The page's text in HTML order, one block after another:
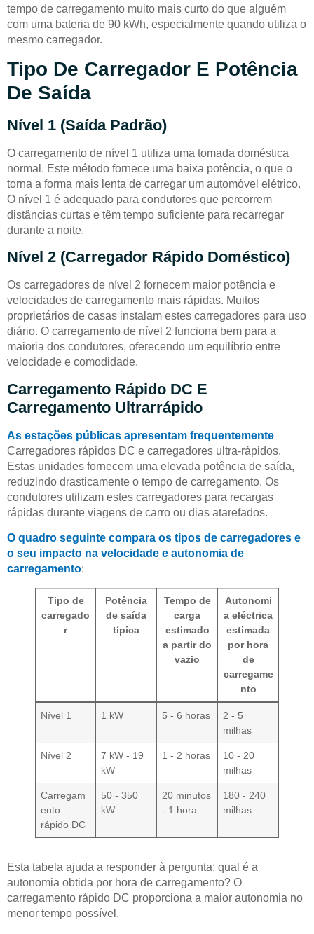
tempo de carregamento muito mais curto do que alguém
com uma bateria de 90 kWh, especialmente quando utiliza o
mesmo carregador.
Tipo De Carregador E Potência
De Saída
Nível 1 (saída Padrão)
O carregamento de nível 1 utiliza uma tomada doméstica
normal. Este método fornece uma baixa potência, o que o
torna a forma mais lenta de carregar um automóvel elétrico.
O nível 1 é adequado para condutores que percorrem
distâncias curtas e têm tempo suficiente para recarregar
durante a noite.
Nível 2 (Carregador Rápido Doméstico)
Os carregadores de nível 2 fornecem maior potência e
velocidades de carregamento mais rápidas. Muitos
proprietários de casas instalam estes carregadores para uso
diário. O carregamento de nível 2 funciona bem para a
maioria dos condutores, oferecendo um equilíbrio entre
velocidade e comodidade.
Carregamento Rápido DC E
Carregamento Ultrarrápido
As estações públicas apresentam frequentemente
Carregadores rápidos DC e carregadores ultra-rápidos.
Estas unidades fornecem uma elevada potência de saída,
reduzindo drasticamente o tempo de carregamento. Os
condutores utilizam estes carregadores para recargas
rápidas durante viagens de carro ou dias atarefados.
O quadro seguinte compara os tipos de carregadores e
o seu impacto na velocidade e autonomia de
carregamento:
Tipo de
carregado
r
Potência
de saída
típica
Tempo de
carga
estimado
a partir do
vazio
Autonomi
a eléctrica
estimada
por hora
de
carregame
nto
Nível 1 1 kW 5 - 6 horas
2 - 5
milhas
Nível 2
7 kW - 19
kW
1 - 2 horas
10 - 20
milhas
Carregam
ento
rápido DC
50 - 350
kW
20 minutos
- 1 hora
180 - 240
milhas
Esta tabela ajuda a responder à pergunta: qual é a
autonomia obtida por hora de carregamento? O
carregamento rápido DC proporciona a maior autonomia no
menor tempo possível.